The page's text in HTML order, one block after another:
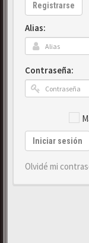
Registrarse
Alias:
Contraseña:
Iniciar sesión
Olvidé mi